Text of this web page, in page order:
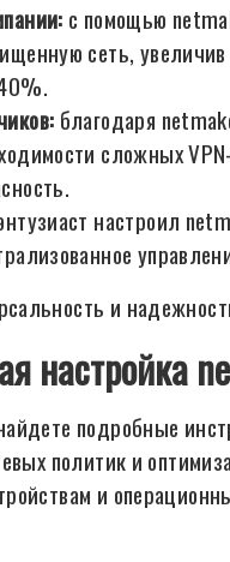
с помощью
сеть,
благодаря
сложных
настроил
и
настройка
подробные
политик и
и